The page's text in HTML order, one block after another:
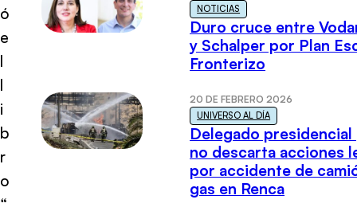
ó
e
l
l
i
b
r
o
“
NOTICIAS
Duro cruce entre
y Schalper por Plan
Fronterizo
20 DE FEBRERO 2026
UNIVERSO AL DÍA
Delegado presidencial
no descarta acciones
por accidente de
gas en Renca